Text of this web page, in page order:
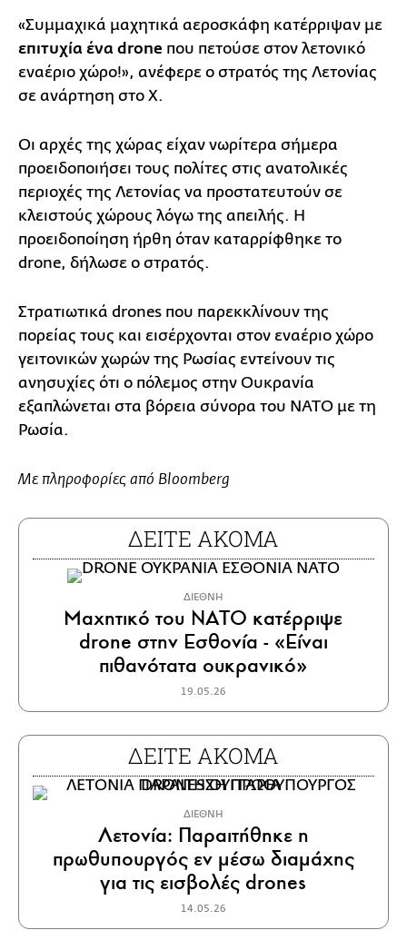
«Συμμαχικά μαχητικά αεροσκάφη κατέρριψαν με
επιτυχία ένα drone που πετούσε στον λετονικό
εναέριο χώρο!», ανέφερε ο στρατός της Λετονίας
σε ανάρτηση στο Χ.
Οι αρχές της χώρας είχαν νωρίτερα σήμερα
προειδοποιήσει τους πολίτες στις ανατολικές
περιοχές της Λετονίας να προστατευτούν σε
κλειστούς χώρους λόγω της απειλής. Η
προειδοποίηση ήρθη όταν καταρρίφθηκε το
drone, δήλωσε ο στρατός.
Στρατιωτικά drones που παρεκκλίνουν της
πορείας τους και εισέρχονται στον εναέριο χώρο
γειτονικών χωρών της Ρωσίας εντείνουν τις
ανησυχίες ότι ο πόλεμος στην Ουκρανία
εξαπλώνεται στα βόρεια σύνορα του ΝΑΤΟ με τη
Ρωσία.
Με πληροφορίες από Bloomberg
ΔΕΙΤΕ ΑΚΟΜΑ
ΔΙΕΘΝΗ
Μαχητικό του ΝΑΤΟ κατέρριψε
drone στην Εσθονία - «Είναι
πιθανότατα oυκρανικό»
19.05.26
ΔΕΙΤΕ ΑΚΟΜΑ
ΔΙΕΘΝΗ
Λετονία: Παραιτήθηκε η
πρωθυπουργός εν μέσω διαμάχης
για τις εισβολές drones
14.05.26